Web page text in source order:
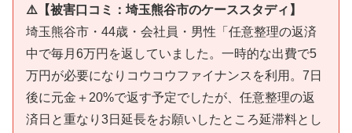
⚠️【被害口コミ：埼玉熊谷市のケーススタディ】
埼玉熊谷市・44歳・会社員・男性「任意整理の返済
中で毎月6万円を返していました。一時的な出費で5
万円が必要になりコウコウファイナンスを利用。7日
後に元金＋20%で返す予定でしたが、任意整理の返
済日と重なり3日延長をお願いしたところ延滞料とし